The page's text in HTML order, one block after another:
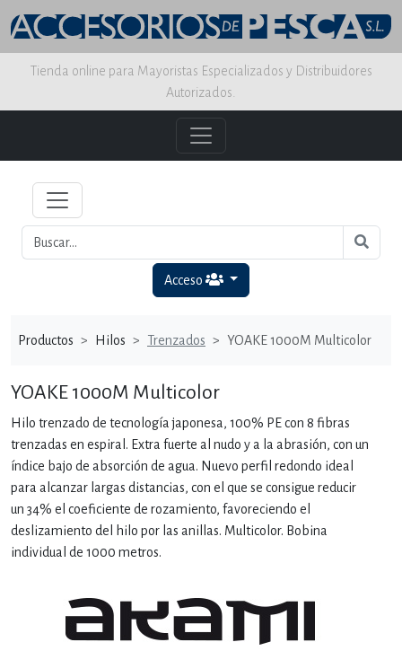
Tienda online para Mayoristas Especializados y Distribuidores
Autorizados.
Acceso
Productos Hilos Trenzados YOAKE 1000M Multicolor
YOAKE 1000M Multicolor
Hilo trenzado de tecnología japonesa, 100% PE con 8 fibras
trenzadas en espiral. Extra fuerte al nudo y a la abrasión, con un
índice bajo de absorción de agua. Nuevo perfil redondo ideal
para alcanzar largas distancias, con el que se consigue reducir
un 34% el coeficiente de rozamiento, favoreciendo el
deslizamiento del hilo por las anillas. Multicolor. Bobina
individual de 1000 metros.